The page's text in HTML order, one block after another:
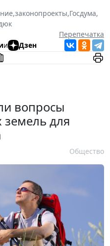
,законопроекты,Госдума,
Перепечатка
и Дзен
вопросы
земель для
Общество